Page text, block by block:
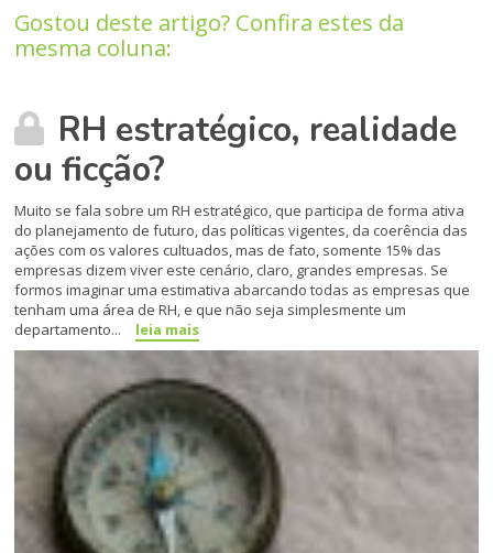
Gostou deste artigo? Confira estes da
mesma coluna:
RH estratégico, realidade
ou ficção?
Muito se fala sobre um RH estratégico, que participa de forma ativa
do planejamento de futuro, das políticas vigentes, da coerência das
ações com os valores cultuados, mas de fato, somente 15% das
empresas dizem viver este cenário, claro, grandes empresas. Se
formos imaginar uma estimativa abarcando todas as empresas que
tenham uma área de RH, e que não seja simplesmente um
departamento...
leia mais